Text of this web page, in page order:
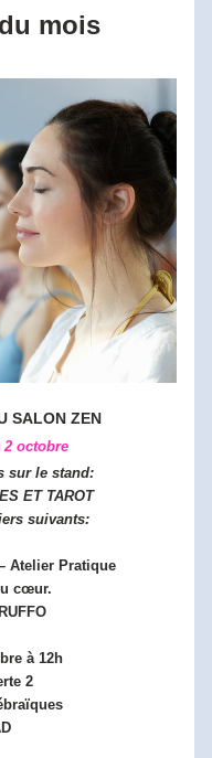
mois
SALON ZEN
2 octobre
sur le stand:
ET TAROT
suivants:
Atelier Pratique
cœur.
à 12h
2